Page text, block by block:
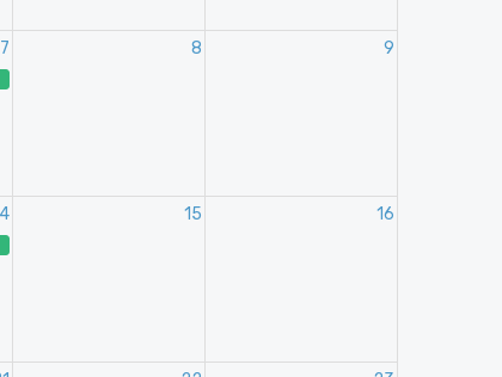
7 8 9
15 16